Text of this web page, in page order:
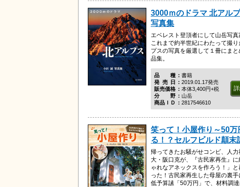
3000ｍのドラマ 北アル
写真集
エベレスト登頂者にして山岳写真
これまで約半世紀にわたって撮
プスの写真を厳選して１冊にま
品集。
品種書籍
発売日 2019.01.17発売
販売価格
本体3,400円+税
分野山岳
商品ＩＤ
2817546610
笑って！小屋作り～50万
る！？セルフビルド顛末
帰ってきたお騒がせコンビ、人
大・阪口克が、『古民家再生』に
ゃれなアネックスを作ろう！」
った！古民家再生した母屋の裏
低予算䛾「50万円」で、材料調達